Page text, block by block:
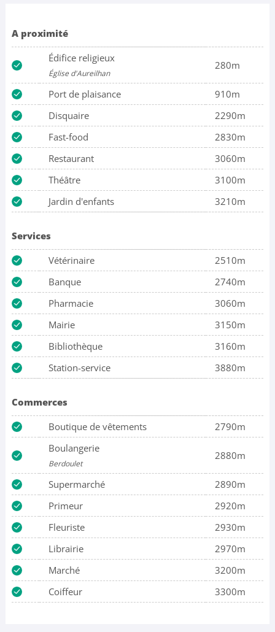
A proximité
Édifice religieux
Église d'Aureilhan
280m
Port de plaisance
910m
Disquaire
2290m
Fast-food
2830m
Restaurant
3060m
Théâtre
3100m
Jardin d'enfants
3210m
Services
Vétérinaire
2510m
Banque
2740m
Pharmacie
3060m
Mairie
3150m
Bibliothèque
3160m
Station-service
3880m
Commerces
Boutique de vêtements
2790m
Boulangerie
Berdoulet
2880m
Supermarché
2890m
Primeur
2920m
Fleuriste
2930m
Librairie
2970m
Marché
3200m
Coiffeur
3300m